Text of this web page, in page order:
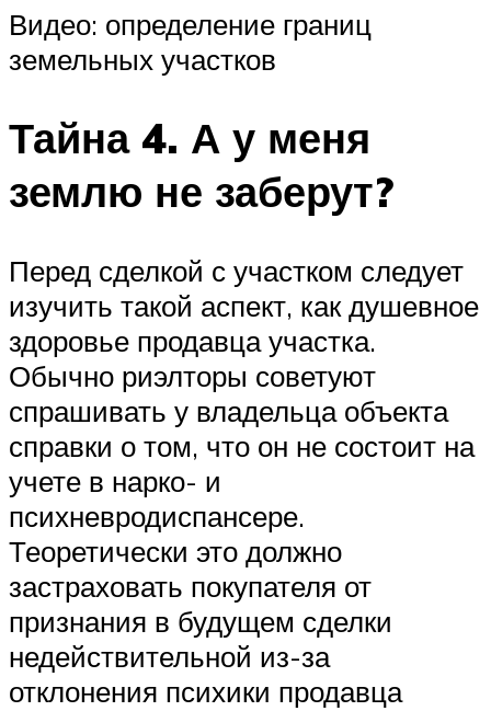
Видео: определение границ
земельных участков
Тайна 4. А у меня
землю не заберут?
Перед сделкой с участком следует
изучить такой аспект, как душевное
здоровье продавца участка.
Обычно риэлторы советуют
спрашивать у владельца объекта
справки о том, что он не состоит на
учете в нарко- и
психневродиспансере.
Теоретически это должно
застраховать покупателя от
признания в будущем сделки
недействительной из-за
отклонения психики продавца